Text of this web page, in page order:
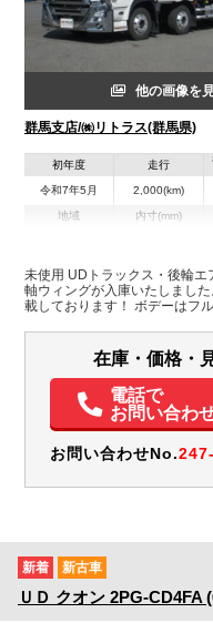
他の画像を
群馬支店/㈱リトラス(群馬県)
初年度
令和7年5月
走行
2,000(km)
地域 内寸(mm)
H:2,640
バックモニター
未使用 UDトラックス・後輪エアサス・ハイルーフ、キャブメッキ付きの4
軸ウィングが入庫いたしまし
載しております！ ボデーはフ
ダルとなっております。液晶
要もございません。是非、お
在庫・価格・
電話で
お問い合わ
お問い合わせNo.
新着 新古車
ＵＤ クオン 2PG-CD4FA